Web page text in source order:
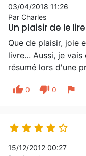
03/04/2018 11:26
Par Charles
Un plaisir de le lire
Que de plaisir, joie
livre... Aussi, je
résumé lors d'une
thumb_up 0 thumb_down 0 flag
    
15/12/2012 00:27